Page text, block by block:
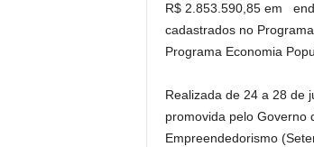
R$ 2.853.590,85 em
cadastrados no
Programa Economia
Realizada de 24 a 28 de
promovida pelo Governo
Empreendedorismo